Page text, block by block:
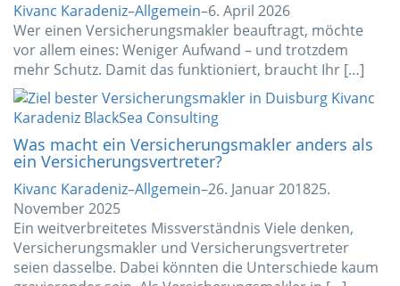
Kivanc Karadeniz–Allgemein–6. April 2026
Wer einen Versicherungsmakler beauftragt, möchte
vor allem eines: Weniger Aufwand – und trotzdem
mehr Schutz. Damit das funktioniert, braucht Ihr […]
Was macht ein Versicherungsmakler anders als
ein Versicherungsvertreter?
Kivanc Karadeniz–Allgemein–26. Januar 201825.
November 2025
Ein weitverbreitetes Missverständnis Viele denken,
Versicherungsmakler und Versicherungsvertreter
seien dasselbe. Dabei könnten die Unterschiede kaum